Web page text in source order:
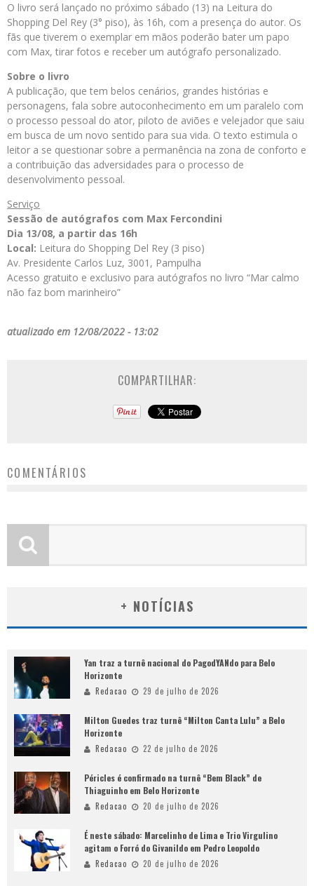
O livro será lançado no próximo sábado (13) na Leitura do
Shopping Del Rey (3° piso), às 16h, com a presença do autor. Os
fãs que tiverem o exemplar em mãos poderão bater um papo
com Max, tirar fotos e receber um autógrafo personalizado.
Sobre o livro
A publicação, que tem belos cenários, grandes histórias e
personagens, fala sobre autoconhecimento em um paralelo com
o processo pessoal do ator, piloto de aviões e velejador que saiu
em busca de um novo sentido para sua vida. O texto estimula o
leitor a se questionar sobre a permanência na zona de conforto e
a contribuição das adversidades para o processo de
desenvolvimento pessoal.
Serviço
Sessão de autógrafos com Max Fercondini
Dia 13/08, a partir das 16h
Local: Leitura do Shopping Del Rey (3 piso)
Av. Presidente Carlos Luz, 3001, Pampulha
Acesso gratuito e exclusivo para autógrafos no livro “Mar calmo
não faz bom marinheiro”
atualizado em 12/08/2022 - 13:02
COMPARTILHAR:
COMENTÁRIOS
+ NOTÍCIAS
Yan traz a turnê nacional do PagodYANdo para Belo
Horizonte
Redacao 29 de julho de 2026
Milton Guedes traz turnê “Milton Canta Lulu” a Belo
Horizonte
Redacao 22 de julho de 2026
Péricles é confirmado na turnê “Bem Black” de
Thiaguinho em Belo Horizonte
Redacao 20 de julho de 2026
É neste sábado: Marcelinho de Lima e Trio Virgulino
agitam o Forró do Givanildo em Pedro Leopoldo
Redacao 20 de julho de 2026